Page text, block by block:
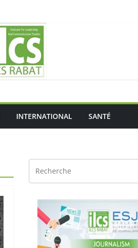
INTERNATIONAL SANTÉ